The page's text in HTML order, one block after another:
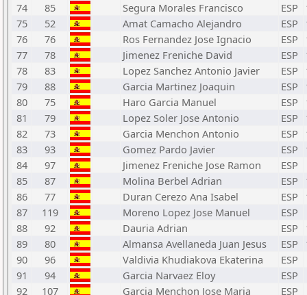
74
85 Segura Morales Francisco ESP
75
52 Amat Camacho Alejandro ESP
76
76 Ros Fernandez Jose Ignacio ESP
77
78 Jimenez Freniche David ESP
78
83 Lopez Sanchez Antonio Javier ESP
79
88 Garcia Martinez Joaquin ESP
80
75 Haro Garcia Manuel ESP
81
79 Lopez Soler Jose Antonio ESP
82
73 Garcia Menchon Antonio ESP
83
93 Gomez Pardo Javier ESP
84
97 Jimenez Freniche Jose Ramon
ESP
85
87 Molina Berbel Adrian ESP
86
77 Duran Cerezo Ana Isabel ESP
87
119 Moreno Lopez Jose Manuel
ESP
88
92 Dauria Adrian ESP
89
80 Almansa Avellaneda Juan Jesus ESP
90
96 Valdivia Khudiakova Ekaterina
ESP
91
94 Garcia Narvaez Eloy
ESP
92
107 Garcia Menchon Jose Maria ESP